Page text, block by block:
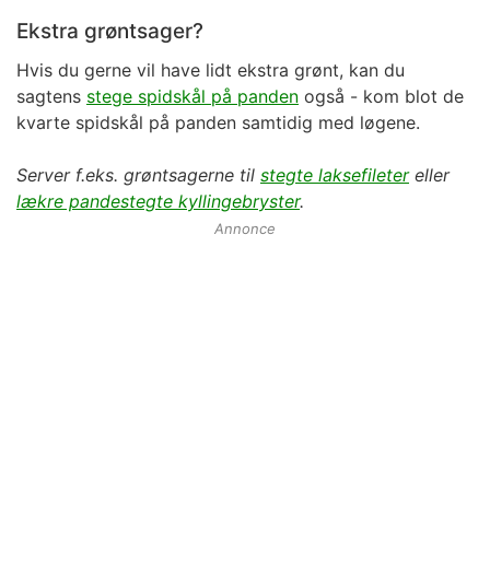
Ekstra grøntsager?
Hvis du gerne vil have lidt ekstra grønt, kan du
sagtens stege spidskål på panden også - kom blot de
kvarte spidskål på panden samtidig med løgene.
Server f.eks. grøntsagerne til stegte laksefiletereller
lækre pandestegte kyllingebryster.
Annonce